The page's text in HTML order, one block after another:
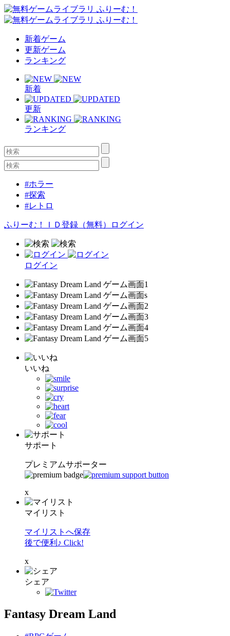
新着ゲーム
更新ゲーム
ランキング
新着
更新
ランキング
#ホラー
#探索
#レトロ
ふりーむ！ＩＤ登録（無料） ログイン
ログイン
いいね
サポート
プレミアムサポーター
x
マイリスト
マイリストへ保存
後で便利♪ Click!
x
シェア
Fantasy Dream Land